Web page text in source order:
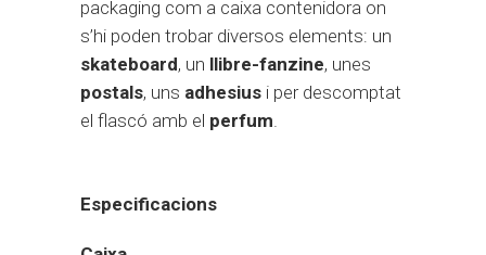
packaging com a caixa contenidora on
s’hi poden trobar diversos elements: un
skateboard, un llibre-fanzine, unes
postals, uns adhesius i per descomptat
el flascó amb el perfum.
Especificacions